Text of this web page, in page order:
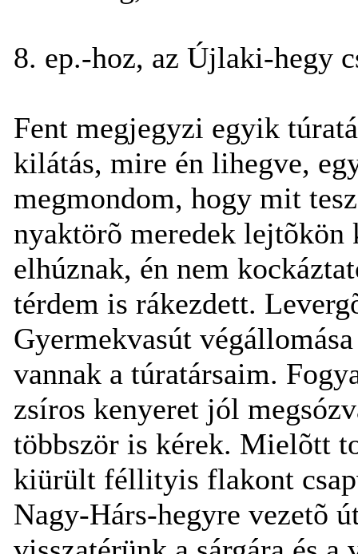
8. ep.-hoz, az Újlaki-hegy
Fent megjegyzi egyik
kilátás, mire én lihegve,
megmondom, hogy mit
nyaktörõ meredek
elhúznak, én nem
térdem is rákezdett.
Gyermekvasút
vannak a túratársaim.
zsíros kenyeret jól
többször is kérek. Mielõtt
kiürült féllityis flakont
Nagy-Hárs-hegyre vezetõ